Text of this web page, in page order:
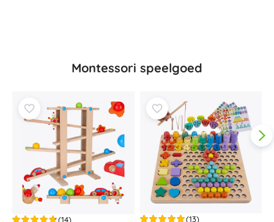
Montessori speelgoed
(14) (13)